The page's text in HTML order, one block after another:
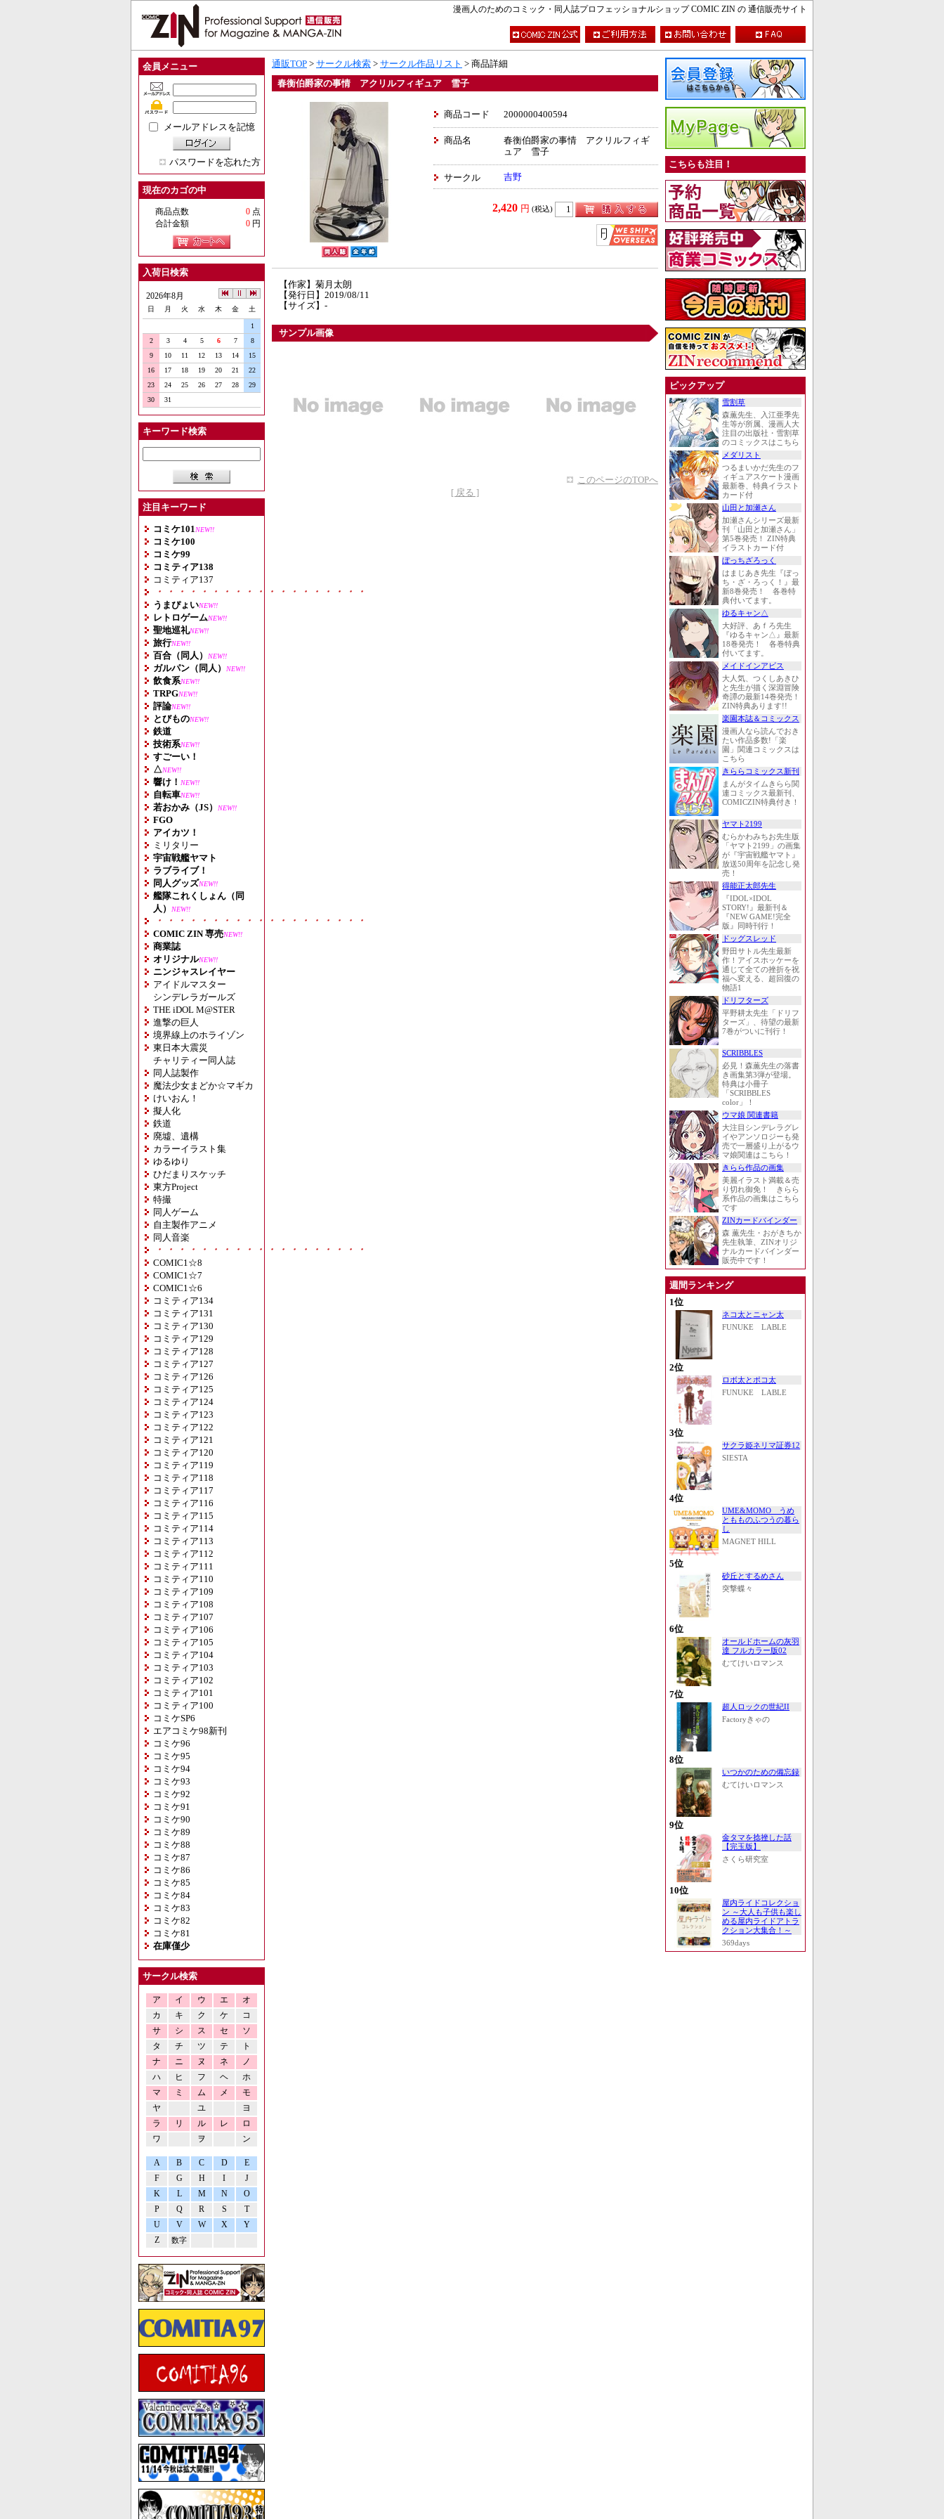
漫画人のためのコミック・同人誌プロフェッショナルショップ COMIC ZIN の 通信販売サイト
会員メニュー
メールアドレスを記憶
パスワードを忘れた方
現在のカゴの中
商品点数 0 点
合計金額
0 円
入荷日検索
2026年8月
日 月 火 水 木 金 土
1
2
3 4 5 6 7
8
9
10 11 12 13 14
15
16
17 18 19 20 21
22
23
24 25 26 27 28
29
30
31
キーワード検索
注目キーワード
コミケ101 NEW!!
コミケ100
コミケ99
コミティア138
コミティア137
・・・・・・・・・・・・・・・・・・・
うまぴょいNEW!!
レトロゲームNEW!!
聖地巡礼NEW!!
旅行NEW!!
百合（同人） NEW!!
ガルパン（同人） NEW!!
飲食系NEW!!
TRPGNEW!!
評論NEW!!
とびものNEW!!
鉄道
技術系NEW!!
すごーい！
△NEW!!
響け！ NEW!!
自転車NEW!!
若おかみ（JS） NEW!!
FGO
アイカツ！
ミリタリー
宇宙戦艦ヤマト
ラブライブ！
同人グッズNEW!!
艦隊これくしょん（同
人）
NEW!!
・・・・・・・・・・・・・・・・・・・
COMIC ZIN 専売NEW!!
商業誌
オリジナルNEW!!
ニンジャスレイヤー
アイドルマスター
シンデレラガールズ
THE iDOL M@STER
進撃の巨人
境界線上のホライゾン
東日本大震災
チャリティー同人誌
同人誌製作
魔法少女まどか☆マギカ
けいおん！
擬人化
鉄道
廃墟、遺構
カラーイラスト集
ゆるゆり
ひだまりスケッチ
東方Project
特撮
同人ゲーム
自主製作アニメ
同人音楽
・・・・・・・・・・・・・・・・・・・
COMIC1☆8
COMIC1☆7
COMIC1☆6
コミティア134
コミティア131
コミティア130
コミティア129
コミティア128
コミティア127
コミティア126
コミティア125
コミティア124
コミティア123
コミティア122
コミティア121
コミティア120
コミティア119
コミティア118
コミティア117
コミティア116
コミティア115
コミティア114
コミティア113
コミティア112
コミティア111
コミティア110
コミティア109
コミティア108
コミティア107
コミティア106
コミティア105
コミティア104
コミティア103
コミティア102
コミティア101
コミティア100
コミケSP6
エアコミケ98新刊
コミケ96
コミケ95
コミケ94
コミケ93
コミケ92
コミケ91
コミケ90
コミケ89
コミケ88
コミケ87
コミケ86
コミケ85
コミケ84
コミケ83
コミケ82
コミケ81
在庫僅少
サークル検索
ア イ ウ エ
オ
カ
キ ク ケ
コ
サ
シ ス セ
ソ
タ
チ ツ テ
ト
ナ
ニ ヌ ネ
ノ
ハ
ヒ フ ヘ
ホ
マ
ミ ム メ
モ
ヤ
ユ
ヨ
ラ
リ ル レ
ロ
ワ
ヲ ン
A B C D
E
F
G H I
J
K
L M N
O
P
Q R S
T
U
V W X
Y
Z
数字
通販TOP > サークル検索 > サークル作品リスト > 商品詳細
春衡伯爵家の事情 アクリルフィギュア 雪子
商品コード 2000000400594
商品名
春衡伯爵家の事情 アクリルフィギ
ュア 雪子
サークル 吉野
2,420 円 (税込)
【作家】菊月太朗
【発行日】2019/08/11
【サイズ】-
サンプル画像
このページのTOPへ
[ 戻る ]
こちらも注目！
ピックアップ
雪割草
森薫先生、入江亜季先
生等が所属、漫画人大
注目の出版社・雪割草
のコミックスはこちら
メダリスト
つるまいかだ先生のフ
ィギュアスケート漫画
最新巻、特典イラスト
カード付
山田と加瀬さん
加瀬さんシリーズ最新
刊「山田と加瀬さん」
第5巻発売！ ZIN特典
イラストカード付
ぼっちざろっく
はまじあき先生『ぼっ
ち・ざ・ろっく！』最
新8巻発売！ 各巻特
典付いてます。
ゆるキャン△
大好評、あｆろ先生
『ゆるキャン△』最新
18巻発売！ 各巻特典
付いてます。
メイドインアビス
大人気、つくしあきひ
と先生が描く深淵冒険
奇譚の最新14巻発売！
ZIN特典あります!!
楽園本誌＆コミックス
漫画人なら読んでおき
たい作品多数!「楽
園」関連コミックスは
こちら
きららコミックス新刊
まんがタイムきらら関
連コミックス最新刊、
COMICZIN特典付き！
ヤマト2199
むらかわみちお先生版
「ヤマト2199」の画集
が『宇宙戦艦ヤマト』
放送50周年を記念し発
売！
得能正太郎先生
『IDOL×IDOL
STORY!』最新刊＆
『NEW GAME!完全
版』同時刊行！
ドッグスレッド
野田サトル先生最新
作！アイスホッケーを
通じて全ての挫折を祝
福へ変える、超回復の
物語1
ドリフターズ
平野耕太先生「ドリフ
ターズ」、待望の最新
7巻がついに刊行！
SCRIBBLES
必見！森薫先生の落書
き画集第3弾が登場。
特典は小冊子
「SCRIBBLES
color」！
ウマ娘 関連書籍
大注目シンデレラグレ
イやアンソロジーも発
売で一層盛り上がるウ
マ娘関連はこちら！
きらら作品の画集
美麗イラスト満載＆売
り切れ御免！ きらら
系作品の画集はこちら
です
ZINカードバインダー
森 薫先生・おがきちか
先生執筆、ZINオリジ
ナルカードバインダー
販売中です！
週間ランキング
1位
ネコ太とニャン太
FUNUKE LABLE
2位
ロボ太とポコ太
FUNUKE LABLE
3位
サクラ姫ネリマ証券12
SIESTA
4位
UME&MOMO うめ
ともものふつうの暮ら
し
MAGNET HILL
5位
砂丘とするめさん
突撃蝶々
6位
オールドホームの灰羽
達 フルカラー版02
むてけいロマンス
7位
超人ロックの世紀II
Factoryきゃの
8位
いつかのための備忘録
むてけいロマンス
9位
金タマを捻挫した話
【完玉版】
さくら研究室
10位
屋内ライドコレクショ
ン ～大人も子供も楽し
める屋内ライドアトラ
クション大集合！～
369days